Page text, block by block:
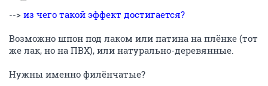
--> из чего такой эффект достигается?
Возможно шпон под лаком или патина на плёнке (тот
же лак, но на ПВХ), или натурально-деревянные.
Нужны именно филёнчатые?